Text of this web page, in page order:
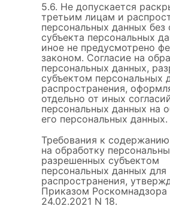
5.6. Не допускается
третьим лицам и
персональных данных без
субъекта персональных
иное не предусмотрено
законом. Согласие на
персональных данных,
субъектом персональных
распространения,
отдельно от иных
персональных данных на
его персональных данных.
Требования к содержанию
на обработку
разрешенных субъектом
персональных данных для
распространения,
Приказом Роскомнадзора
24.02.2021 N 18.